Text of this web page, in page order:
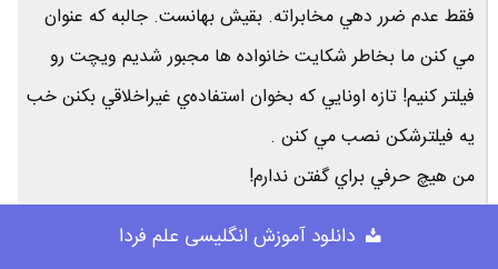
فقط عدم ضرر دهي مخابراته. بقيش بهانست. جالبه كه عنوان
مي كنن ما بخاطر شكايت خانواده ها مجبور شديم ويچت رو
فيلتر كنيم! تازه اونايي كه بخوان استفاده‌ي غيراخلاقي بكنن خب
يه فيلترشكن نصب مي كنن .
من هيچ حرفي براي گفتن ندارم!
دانلود آموزش انگلیسی علم فردا